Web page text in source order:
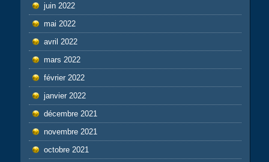
juin 2022
mai 2022
avril 2022
mars 2022
février 2022
janvier 2022
décembre 2021
novembre 2021
octobre 2021